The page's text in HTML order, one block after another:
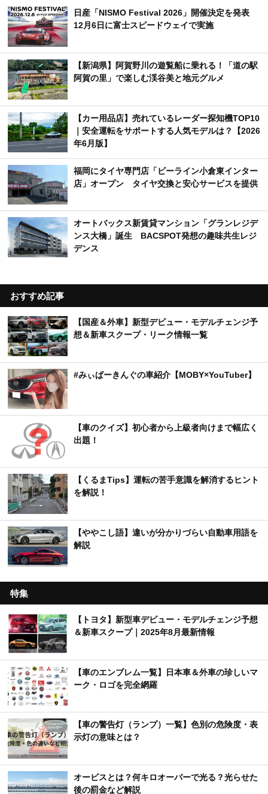
日産「NISMO Festival 2026」開催決定を発表
12月6日に富士スピードウェイで実施
【新潟県】阿賀野川の遊覧船に乗れる！「道の駅
阿賀の里」で楽しむ渓谷美と地元グルメ
【カー用品店】売れているレーダー探知機TOP10
｜安全運転をサポートする人気モデルは？【2026
年6月版】
福岡にタイヤ専門店「ビーライン小倉東インター
店」オープン タイヤ交換と安心サービスを提供
オートバックス新賃貸マンション「グランレジデ
ンス大橋」誕生 BACSPOT発想の趣味共生レジ
デンス
おすすめ記事
【国産＆外車】新型デビュー・モデルチェンジ予
想＆新車スクープ・リーク情報一覧
#みぃぱーきんぐの車紹介【MOBY×YouTuber】
【車のクイズ】初心者から上級者向けまで幅広く
出題！
【くるまTips】運転の苦手意識を解消するヒント
を解説！
【ややこし語】違いが分かりづらい自動車用語を
解説
特集
【トヨタ】新型車デビュー・モデルチェンジ予想
＆新車スクープ｜2025年8月最新情報
【車のエンブレム一覧】日本車＆外車の珍しいマ
ーク・ロゴを完全網羅
【車の警告灯（ランプ）一覧】色別の危険度・表
示灯の意味とは？
オービスとは？何キロオーバーで光る？光らせた
後の罰金など解説